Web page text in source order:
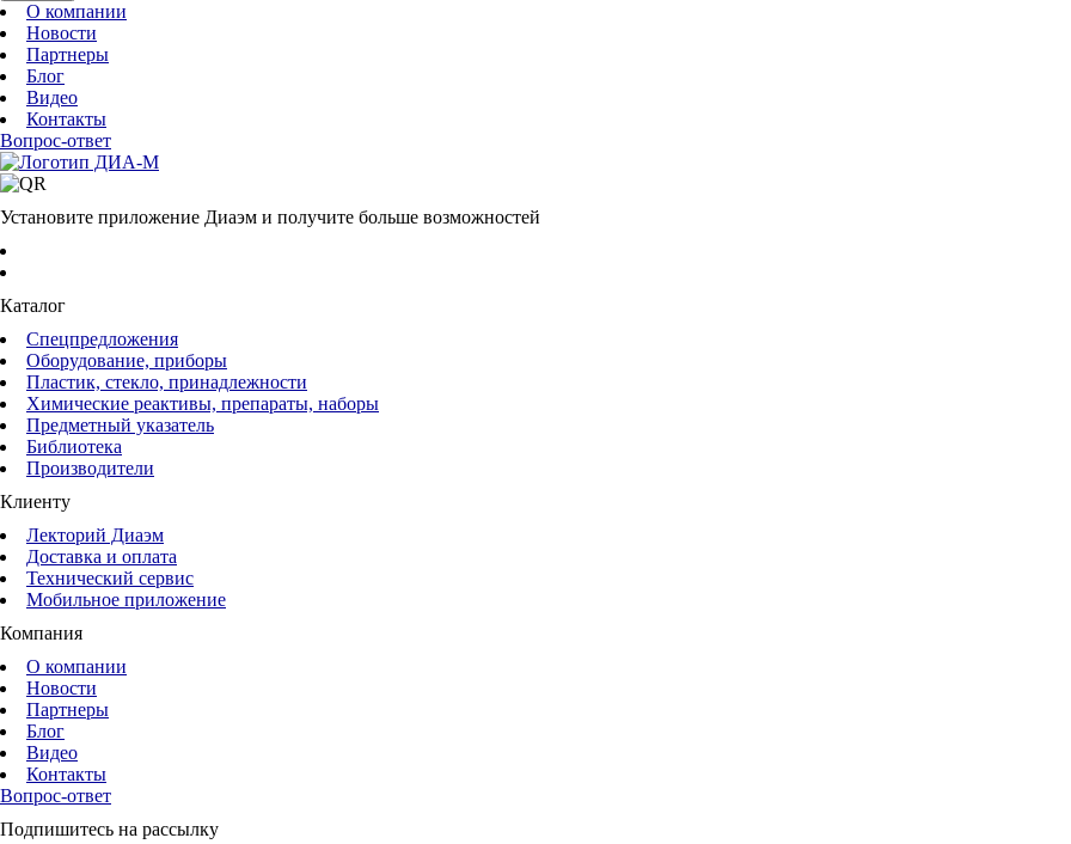
О компании
Новости
Партнеры
Блог
Видео
Контакты
Вопрос-ответ
Установите приложение Диаэм и получите больше возможностей
Каталог
Спецпредложения
Оборудование, приборы
Пластик, стекло, принадлежности
Химические реактивы, препараты, наборы
Предметный указатель
Библиотека
Производители
Клиенту
Лекторий Диаэм
Доставка и оплата
Технический сервис
Мобильное приложение
Компания
О компании
Новости
Партнеры
Блог
Видео
Контакты
Вопрос-ответ
Подпишитесь на рассылку